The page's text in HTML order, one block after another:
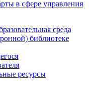
в сфере управления
среда
библиотеке
ресурсы